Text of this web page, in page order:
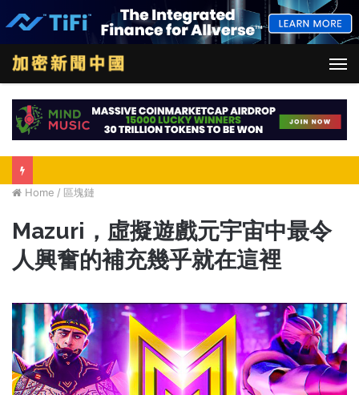
Home / 區塊鏈
Mazuri，虛擬遊戲元宇宙中最令
人興奮的補充幾乎就在這裡